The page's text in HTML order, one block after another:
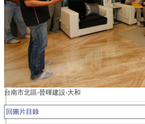
台南市北區-晉暉建設-大和
回圖片目錄